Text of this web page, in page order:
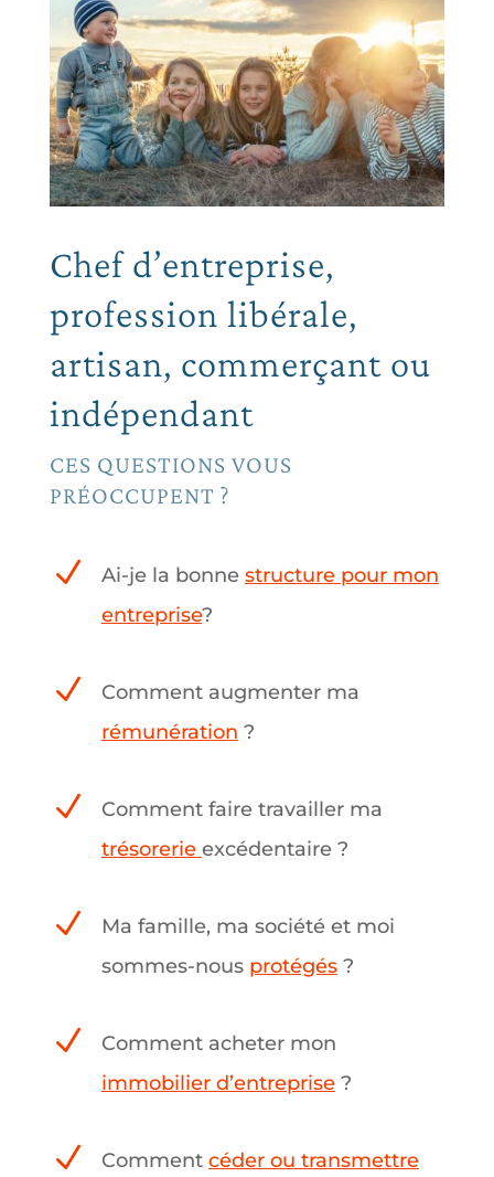
Chef d’entreprise,
profession libérale,
artisan, commerçant ou
indépendant
CES QUESTIONS VOUS
PRÉOCCUPENT ?
N Ai-je la bonne structure pour mon
entreprise?
N
Comment augmenter ma
rémunération ?
N
Comment faire travailler ma
trésorerie excédentaire ?
N Ma famille, ma société et moi
sommes-nous protégés ?
N
Comment acheter mon
immobilier d’entreprise ?
N Comment céder ou transmettre